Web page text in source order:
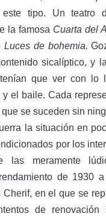
tipo. Un teatro
la famosa Cuarta del
Luces de bohemia.
sicalíptico, y
que ver con lo
el baile. Cada
se suceden sin
la situación en
por los
las meramente
de 1930
Cherif, en el que se
de